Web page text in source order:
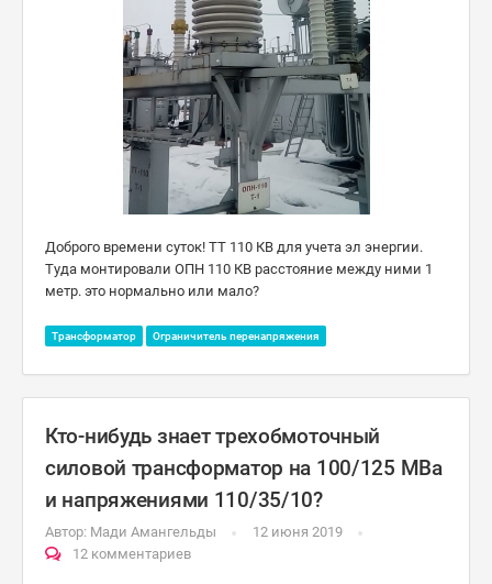
Доброго времени суток! ТТ 110 КВ для учета эл энергии.
Туда монтировали ОПН 110 КВ расстояние между ними 1
метр. это нормально или мало?
Трансформатор Ограничитель перенапряжения
Кто-нибудь знает трехобмоточный
силовой трансформатор на 100/125 МВа
и напряжениями 110/35/10?
Автор: Мади Амангельды
12 июня 2019
12 комментариев